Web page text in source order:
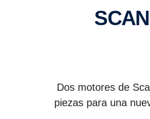
SCANIA AYUDA A QUE DESPEGUE UN PROYECTO DE
Dos motores de
piezas para una